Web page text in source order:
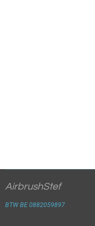
AirbrushStef
BTW BE 0882059897